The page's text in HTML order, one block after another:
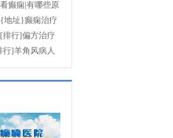
癫痫|有哪些原
地址}癫痫治疗
排行]偏方治疗
行]羊角风病人